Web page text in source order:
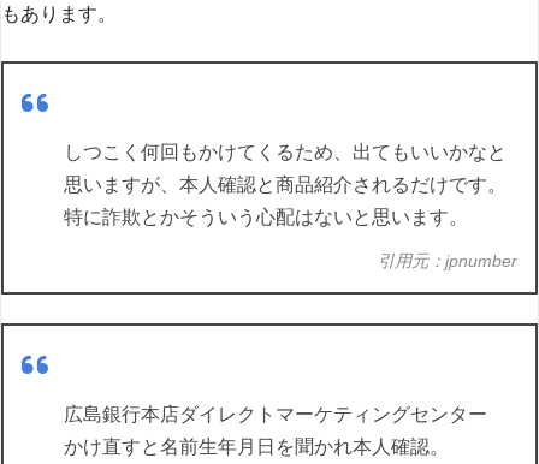
もあります。
しつこく何回もかけてくるため、出てもいいかなと
思いますが、本人確認と商品紹介されるだけです。
特に詐欺とかそういう心配はないと思います。
引用元：jpnumber
広島銀行本店ダイレクトマーケティングセンター
かけ直すと名前生年月日を聞かれ本人確認。